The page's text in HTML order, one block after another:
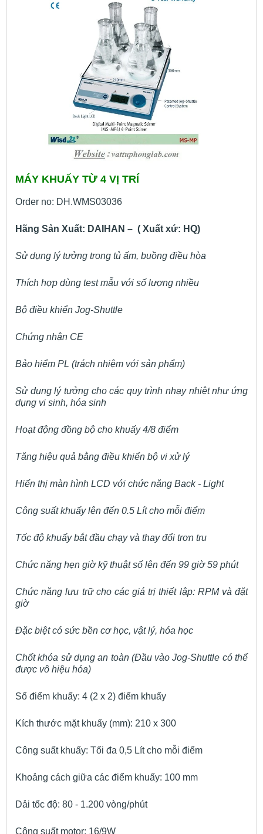
MÁY KHUẤY TỪ 4 VỊ TRÍ
Order no: DH.WMS03036
Hãng Sản Xuất: DAIHAN – ( Xuất xứ: HQ)
Sử dụng lý tưởng trong tủ ấm, buồng điều hòa
Thích hợp dùng test mẫu với số lượng nhiều
Bộ điều khiển Jog-Shuttle
Chứng nhận CE
Bảo hiểm PL (trách nhiệm với sản phẩm)
Sử dụng lý tưởng cho các quy trình nhạy nhiệt như ứng
dụng vi sinh, hóa sinh
Hoạt động đồng bộ cho khuấy 4/8 điểm
Tăng hiệu quả bằng điều khiển bộ vi xử lý
Hiển thị màn hình LCD với chức năng Back - Light
Công suất khuấy lên đến 0.5 Lít cho mỗi điểm
Tốc độ khuấy bắt đầu chạy và thay đổi trơn tru
Chức năng hẹn giờ kỹ thuật số lên đến 99 giờ 59 phút
Chức năng lưu trữ cho các giá trị thiết lập: RPM và đặt
giờ
Đặc biệt có sức bền cơ học, vật lý, hóa học
Chốt khóa sử dụng an toàn (Đầu vào Jog-Shuttle có thể
được vô hiệu hóa)
Sổ điểm khuấy: 4 (2 x 2) điểm khuấy
Kích thước mặt khuấy (mm): 210 x 300
Công suất khuấy: Tối đa 0,5 Lít cho mỗi điểm
Khoảng cách giữa các điểm khuấy: 100 mm
Dải tốc độ: 80 - 1.200 vòng/phút
Công suất motor: 16/9W